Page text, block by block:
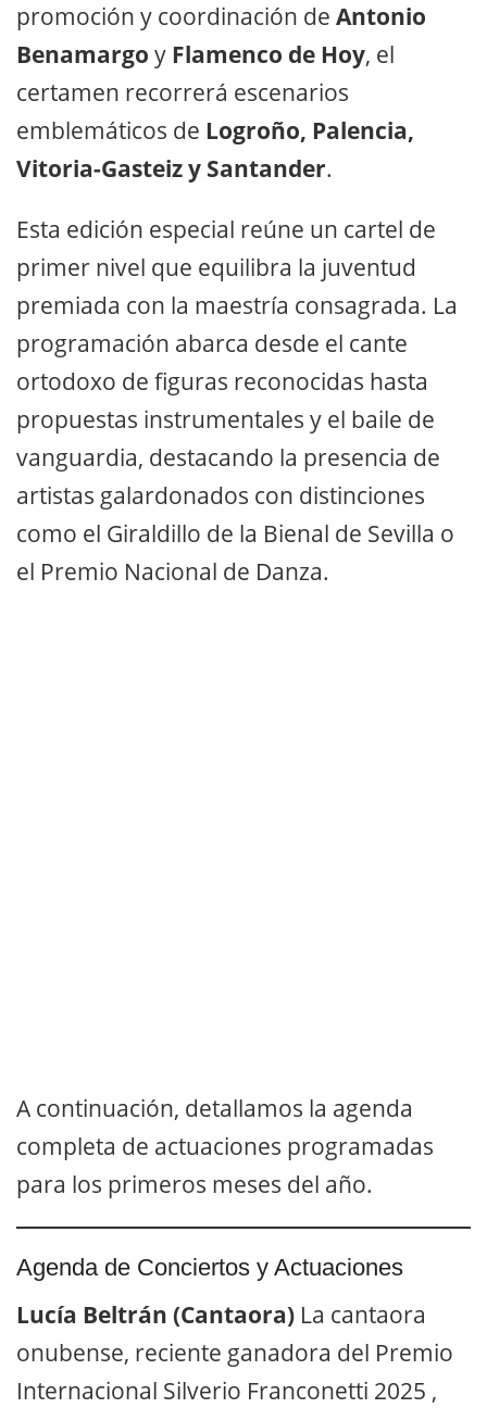
promoción y coordinación de Antonio
Benamargo y Flamenco de Hoy, el
certamen recorrerá escenarios
emblemáticos de Logroño, Palencia,
Vitoria-Gasteiz y Santander.
Esta edición especial reúne un cartel de
primer nivel que equilibra la juventud
premiada con la maestría consagrada. La
programación abarca desde el cante
ortodoxo de figuras reconocidas hasta
propuestas instrumentales y el baile de
vanguardia, destacando la presencia de
artistas galardonados con distinciones
como el Giraldillo de la Bienal de Sevilla o
el Premio Nacional de Danza.
A continuación, detallamos la agenda
completa de actuaciones programadas
para los primeros meses del año.
Agenda de Conciertos y Actuaciones
Lucía Beltrán (Cantaora) La cantaora
onubense, reciente ganadora del Premio
Internacional Silverio Franconetti 2025 ,